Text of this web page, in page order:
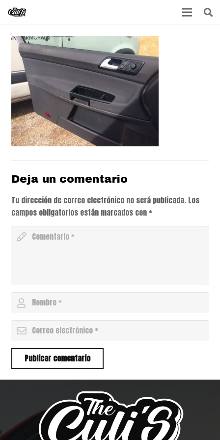
Deja un comentario
Tu dirección de correo electrónico no será publicada.Los
campos obligatorios están marcados con*
Publicar comentario